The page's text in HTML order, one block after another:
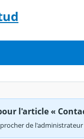
l'article «
de